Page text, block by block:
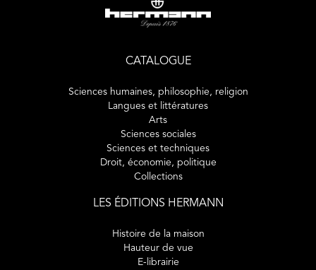
CATALOGUE
Sciences humaines, philosophie, religion
Langues et littératures
Arts
Sciences sociales
Sciences et techniques
Droit, économie, politique
Collections
LES ÉDITIONS HERMANN
Histoire de la maison
Hauteur de vue
E-librairie